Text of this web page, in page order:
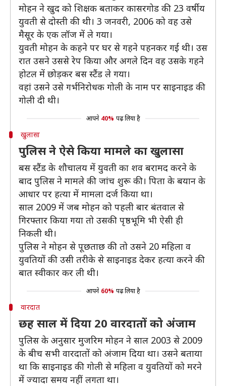
मोहन ने खुद को शिक्षक बताकर कासरगोड की 23 वर्षीय
युवती से दोस्ती की थी। 3 जनवरी, 2006 को वह उसे
मैसूर के एक लॉज में ले गया।
युवती मोहन के कहने पर घर से गहने पहनकर गई थी। उस
रात उसने उससे रेप किया और अगले दिन वह उसके गहने
होटल में छोड़कर बस स्टैंड ले गया।
वहां उसने उसे गर्भनिरोधक गोली के नाम पर साइनाइड की
गोली दी थी।
आपने 40% पढ़ लिया है
खुलासा
पुलिस ने ऐसे किया मामले का खुलासा
बस स्टैंड के शौचालय में युवती का शव बरामद करने के
बाद पुलिस ने मामले की जांच शुरू की। पिता के बयान के
आधार पर हत्या में मामला दर्ज किया था।
साल 2009 में जब मोहन को पहली बार बंतवाल से
गिरफ्तार किया गया तो उसकी पृष्ठभूमि भी ऐसी ही
निकली थी।
पुलिस ने मोहन से पूछताछ की तो उसने 20 महिला व
युवतियों की उसी तरीके से साइनाइड देकर हत्या करने की
बात स्वीकार कर ली थी।
आपने 60% पढ़ लिया है
वारदात
छह साल में दिया 20 वारदातों को अंजाम
पुलिस के अनुसार मुजरिम मोहन ने साल 2003 से 2009
के बीच सभी वारदातों को अंजाम दिया था। उसने बताया
था कि साइनाइड की गोली से महिला व युवतियों को मरने
में ज्यादा समय नहीं लगता था।